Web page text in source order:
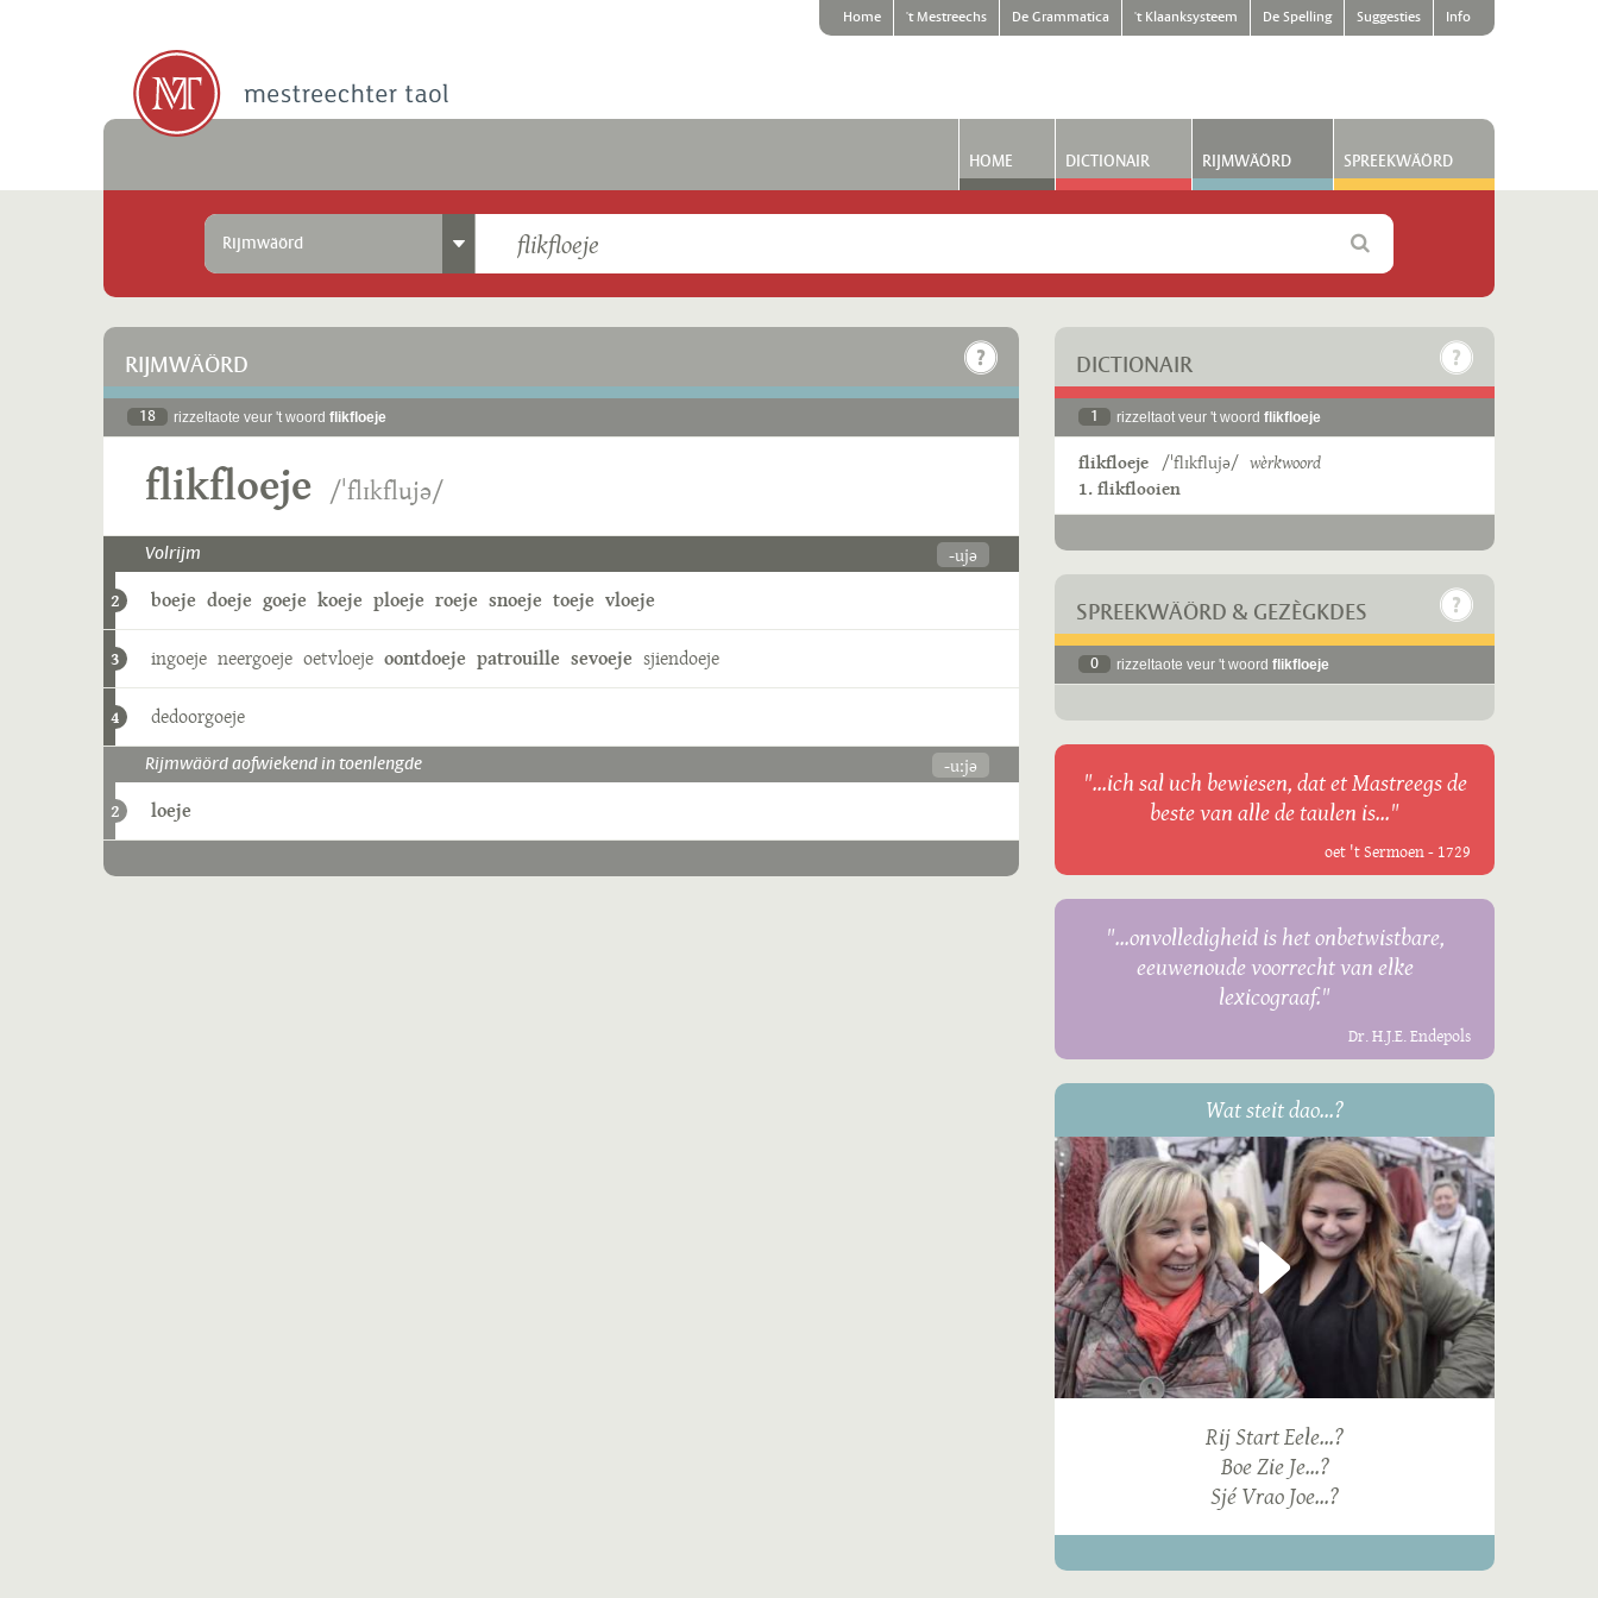
Home 't Mestreechs De Grammatica 't Klaanksysteem De Spelling Suggesties Info
HOME DICTIONAIR RIJMWÄÖRD SPREEKWÄÖRD
Rijmwäörd
RIJMWÄÖRD
18 rizzeltaote veur 't woord flikfloeje
flikfloeje /ˈflɪkflujə/
Volrijm -ujə
2 boeje doeje goeje koeje ploeje roeje snoeje toeje vloeje
3 ingoeje neergoeje oetvloeje oontdoeje patrouille sevoeje sjiendoeje
4 dedoorgoeje
Rijmwäörd aofwiekend in toenlengde -uːjə
2 loeje
DICTIONAIR
1 rizzeltaot veur 't woord flikfloeje
flikfloeje /ˈflɪkflujə/ wèrkwoord
1. flikflooien
SPREEKWÄÖRD & GEZÈGKDES
0 rizzeltaote veur 't woord flikfloeje
"...ich sal uch bewiesen, dat et Mastreegs de
beste van alle de taulen is..."
oet 't Sermoen - 1729
"...onvolledigheid is het onbetwistbare,
eeuwenoude voorrecht van elke
lexicograaf."
Dr. H.J.E. Endepols
Wat steit dao...?
Rij Start Eele...?
Boe Zie Je...?
Sjé Vrao Joe...?